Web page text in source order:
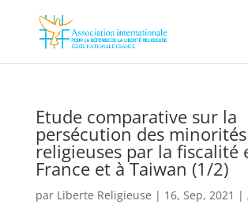
Etude comparative sur la
persécution des minorités
religieuses par la fiscalité
France et à Taiwan (1/2)
par Liberte Religieuse | 16, Sep, 2021 |